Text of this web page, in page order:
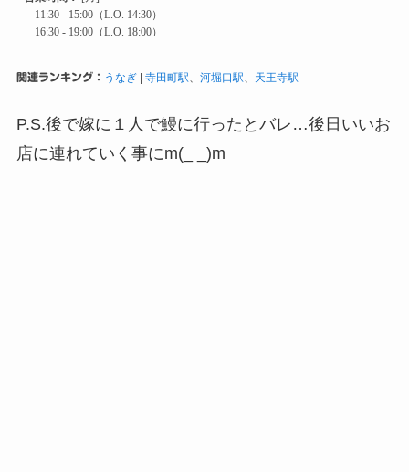
関連ランキング： うなぎ| 寺田町駅、 河堀口駅、 天王寺駅
P.S.後で嫁に１人で鰻に行ったとバレ…後日いいお
店に連れていく事にm(_ _)m